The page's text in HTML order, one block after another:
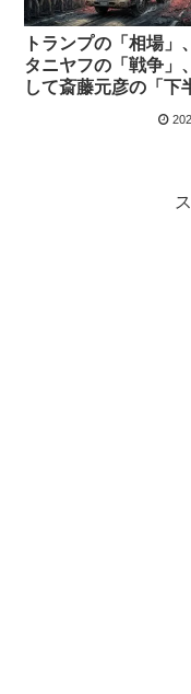
トランプの「相場」
タニヤフの「戦争」
して斎藤元彦の「下